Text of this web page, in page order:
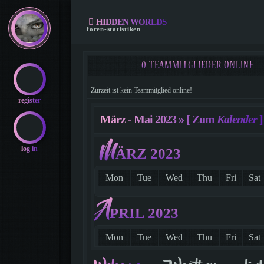
register
log in
HIDDEN WORLDS
foren-statistiken
0 TEAMMITGLIEDER ONLINE
Zurzeit ist kein Teammitglied online!
März - Mai 2023 » [ Zum Kalender]
MÄRZ 2023
Mon Tue Wed Thu Fri Sat
APRIL 2023
Mon Tue Wed Thu Fri Sat